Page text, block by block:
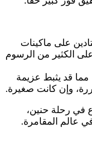
على ماكينات
على الكثير من الرسوم
مما قد يثبط عزيمة
وإن كانت صغيرة.
في رحلة حنين،